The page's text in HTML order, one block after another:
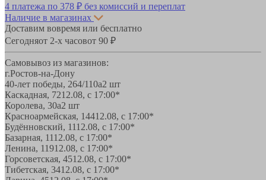
4 платежа по 378 ₽ без комиссий и переплат
Наличие в магазинах
Доставим вовремя или бесплатно
Сегодняот 2-х часовот 90 ₽
Самовывоз из магазинов:
г.Ростов-на-Дону
40-лет победы, 264/110а2 шт
Каскадная, 7212.08, с 17:00*
Королева, 30а2 шт
Красноармейская, 14412.08, с 17:00*
Будённовский, 1112.08, с 17:00*
Базарная, 1112.08, с 17:00*
Ленина, 11912.08, с 17:00*
Горсоветская, 4512.08, с 17:00*
Тибетская, 3412.08, с 17:00*